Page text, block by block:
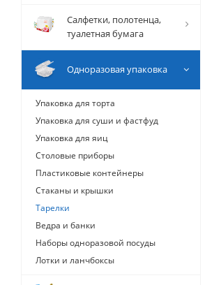
Салфетки, полотенца,
туалетная бумага
Одноразовая упаковка
Упаковка для торта
Упаковка для суши и фастфуд
Упаковка для яиц
Столовые приборы
Пластиковые контейнеры
Стаканы и крышки
Тарелки
Ведра и банки
Наборы одноразовой посуды
Лотки и ланчбоксы